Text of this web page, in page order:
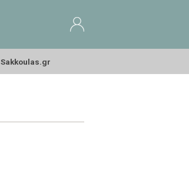
Sakkoulas.gr